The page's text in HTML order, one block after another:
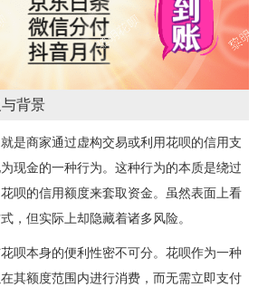
背景
是商家通过虚构交易或利用花呗的信用支
现金的一种行为。这种行为的本质是绕过
呗的信用额度来套取资金。虽然表面上看
，但实际上却隐藏着诸多风险。
呗本身的便利性密不可分。花呗作为一种
其额度范围内进行消费，而无需立即支付